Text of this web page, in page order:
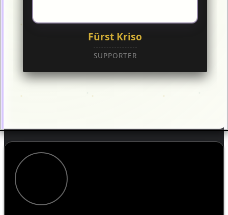
Fürst Kriso
SUPPORTER